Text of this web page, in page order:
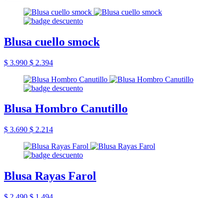
Blusa cuello smock
$ 3.990 $ 2.394
Blusa Hombro Canutillo
$ 3.690 $ 2.214
Blusa Rayas Farol